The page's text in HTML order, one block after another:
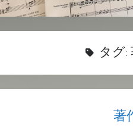
タグ:
著